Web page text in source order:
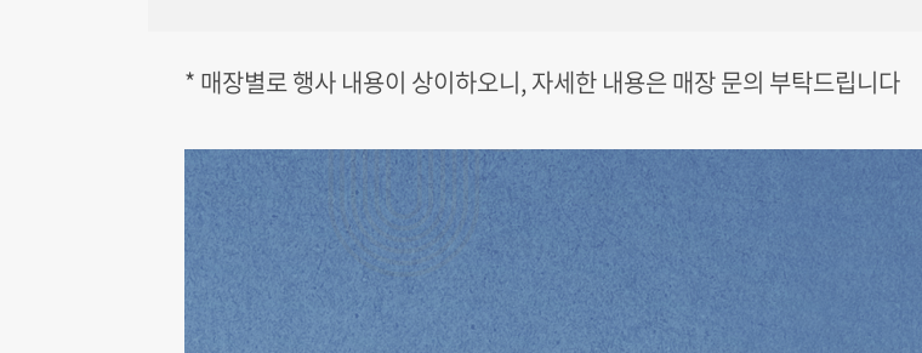
* 매장별로 행사 내용이 상이하오니, 자세한 내용은 매장 문의 부탁드립니다